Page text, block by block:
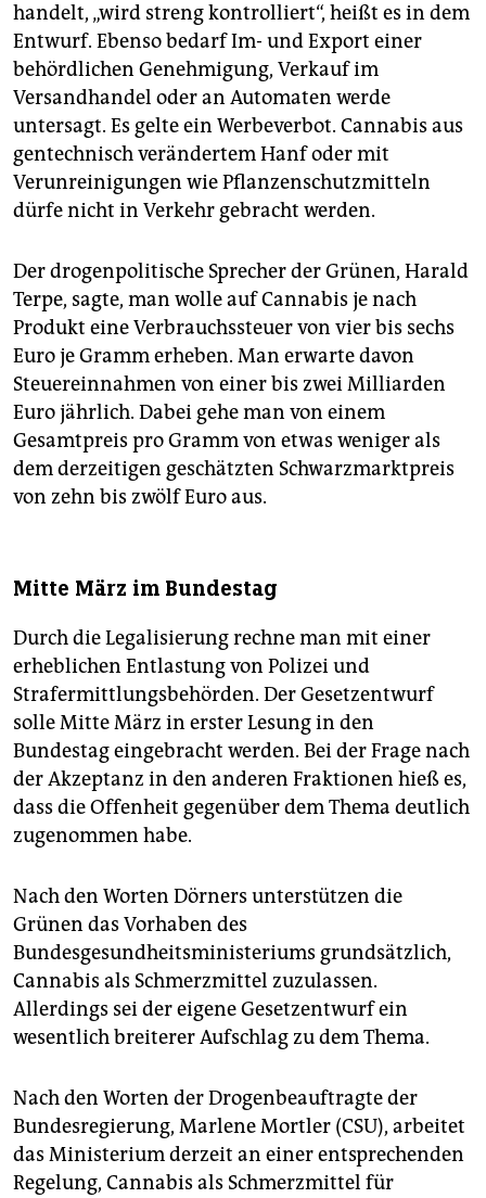
handelt, „wird streng kontrolliert“, heißt es in dem
Entwurf. Ebenso bedarf Im- und Export einer
behördlichen Genehmigung, Verkauf im
Versandhandel oder an Automaten werde
untersagt. Es gelte ein Werbeverbot. Cannabis aus
gentechnisch verändertem Hanf oder mit
Verunreinigungen wie Pflanzenschutzmitteln
dürfe nicht in Verkehr gebracht werden.
Der drogenpolitische Sprecher der Grünen, Harald
Terpe, sagte, man wolle auf Cannabis je nach
Produkt eine Verbrauchssteuer von vier bis sechs
Euro je Gramm erheben. Man erwarte davon
Steuereinnahmen von einer bis zwei Milliarden
Euro jährlich. Dabei gehe man von einem
Gesamtpreis pro Gramm von etwas weniger als
dem derzeitigen geschätzten Schwarzmarktpreis
von zehn bis zwölf Euro aus.
Mitte März im Bundestag
Durch die Legalisierung rechne man mit einer
erheblichen Entlastung von Polizei und
Strafermittlungsbehörden. Der Gesetzentwurf
solle Mitte März in erster Lesung in den
Bundestag eingebracht werden. Bei der Frage nach
der Akzeptanz in den anderen Fraktionen hieß es,
dass die Offenheit gegenüber dem Thema deutlich
zugenommen habe.
Nach den Worten Dörners unterstützen die
Grünen das Vorhaben des
Bundesgesundheitsministeriums grundsätzlich,
Cannabis als Schmerzmittel zuzulassen.
Allerdings sei der eigene Gesetzentwurf ein
wesentlich breiterer Aufschlag zu dem Thema.
Nach den Worten der Drogenbeauftragte der
Bundesregierung, Marlene Mortler (CSU), arbeitet
das Ministerium derzeit an einer entsprechenden
Regelung, Cannabis als Schmerzmittel für